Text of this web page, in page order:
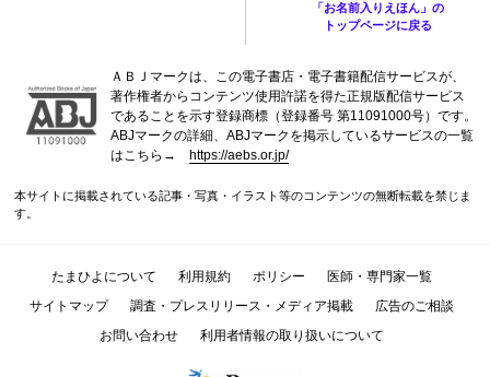
「お名前入りえほん」の
トップページに戻る
ＡＢＪマークは、この電子書店・電子書籍配信サービスが、
著作権者からコンテンツ使用許諾を得た正規版配信サービス
であることを示す登録商標（登録番号 第11091000号）です。
ABJマークの詳細、ABJマークを掲示しているサービスの一覧
はこちら→ https://aebs.or.jp/
本サイトに掲載されている記事・写真・イラスト等のコンテンツの無断転載を禁じま
す。
たまひよについて 利用規約 ポリシー
医師・専門家一覧
サイトマップ
調査・プレスリリース・メディア掲載
広告のご相談
お問い合わせ
利用者情報の取り扱いについて